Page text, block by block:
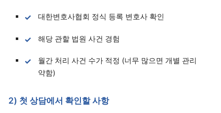
대한변호사협회 정식 등록 변호사 확인
해당 관할 법원 사건 경험
월간 처리 사건 수가 적정 (너무 많으면 개별 관리
약함)
2) 첫 상담에서 확인할 사항